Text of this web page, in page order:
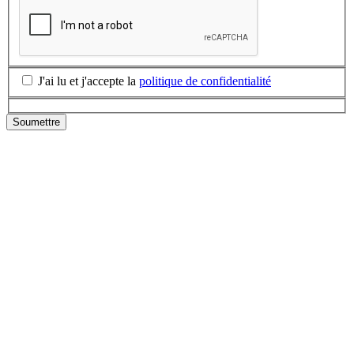
J'ai lu et j'accepte la politique de confidentialité